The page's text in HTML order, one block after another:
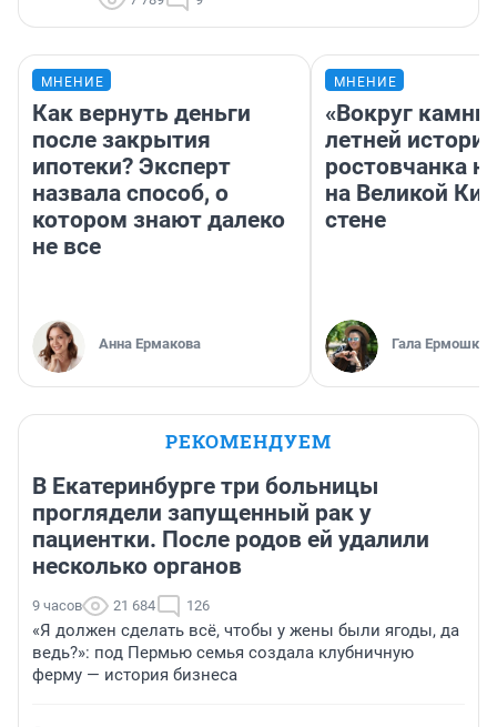
МНЕНИЕ
Как вернуть деньги
после закрытия
ипотеки? Эксперт
назвала способ, о
котором знают далеко
не все
Анна Ермакова
МНЕНИЕ
«Вокруг камни
летней
ростовчанка
на Великой
стене
Гала
РЕКОМЕНДУЕМ
В Екатеринбурге три больницы
проглядели запущенный рак у
пациентки. После родов ей удалили
несколько органов
9 часов 21 684 126
«Я должен сделать всё, чтобы у жены были ягоды, да
ведь?»: под Пермью семья создала клубничную
ферму — история бизнеса